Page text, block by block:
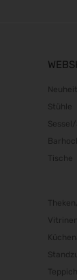
Stühle
Tische
Vitrinen